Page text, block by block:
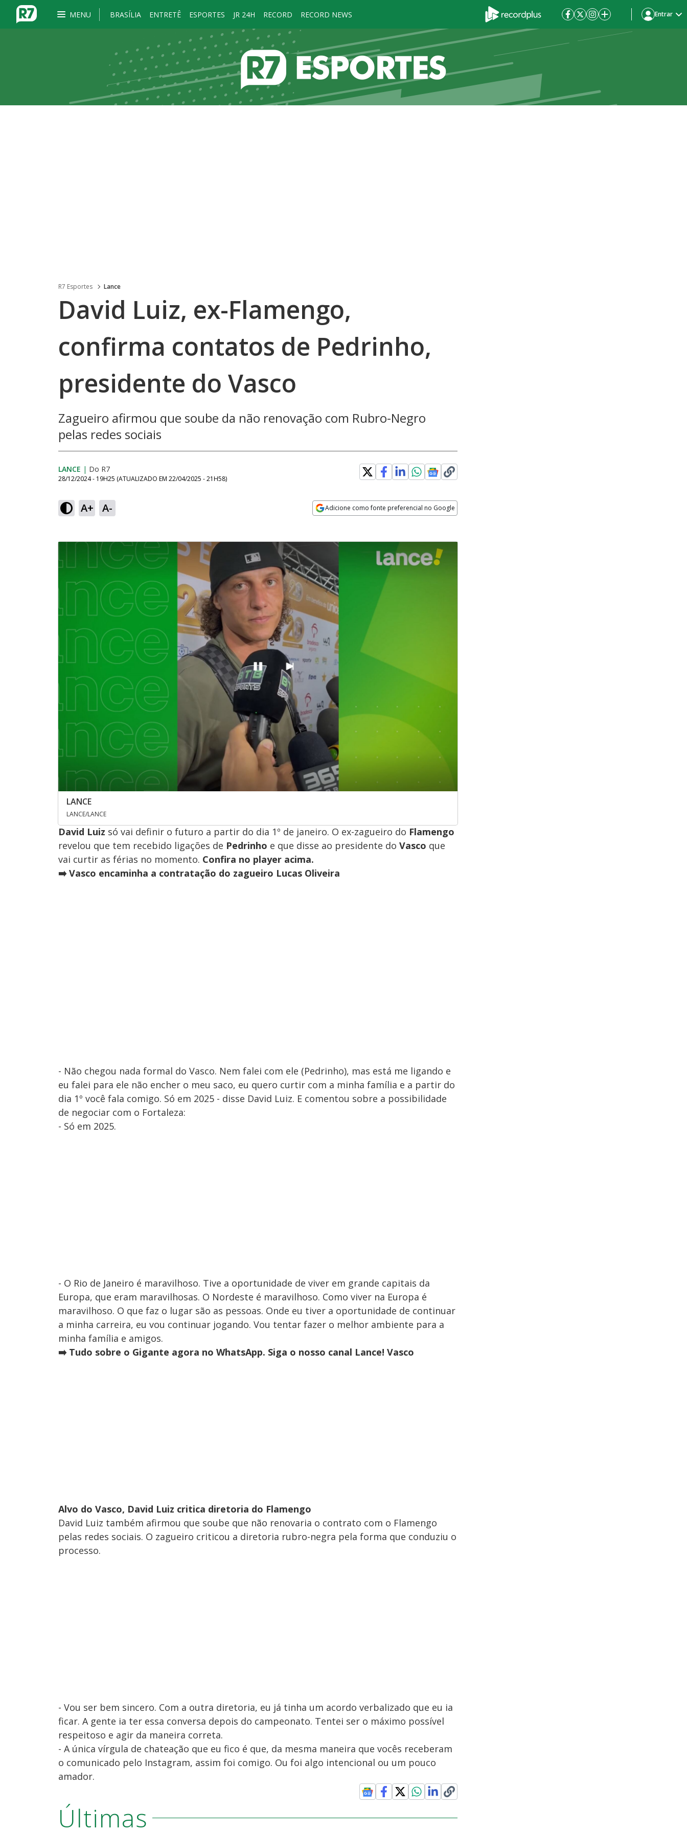
MENU BRASÍLIA ENTRETÊ ESPORTES JR 24H RECORD RECORD NEWS Entrar
R7 Esportes Lance
David Luiz, ex-Flamengo,
confirma contatos de Pedrinho,
presidente do Vasco
Zagueiro afirmou que soube da não renovação com Rubro-Negro
pelas redes sociais
LANCE | Do R7
28/12/2024 - 19H25 (ATUALIZADO EM 22/04/2025 - 21H58)
A+ A- Adicione como fonte preferencial no Google
LANCE
LANCE/LANCE
David Luiz só vai definir o futuro a partir do dia 1º de janeiro. O ex-zagueiro do Flamengo
revelou que tem recebido ligações de Pedrinho e que disse ao presidente do Vasco que
vai curtir as férias no momento. Confira no player acima.
➡️ Vasco encaminha a contratação do zagueiro Lucas Oliveira
- Não chegou nada formal do Vasco. Nem falei com ele (Pedrinho), mas está me ligando e
eu falei para ele não encher o meu saco, eu quero curtir com a minha família e a partir do
dia 1º você fala comigo. Só em 2025 - disse David Luiz. E comentou sobre a possibilidade
de negociar com o Fortaleza:
- Só em 2025.
- O Rio de Janeiro é maravilhoso. Tive a oportunidade de viver em grande capitais da
Europa, que eram maravilhosas. O Nordeste é maravilhoso. Como viver na Europa é
maravilhoso. O que faz o lugar são as pessoas. Onde eu tiver a oportunidade de continuar
a minha carreira, eu vou continuar jogando. Vou tentar fazer o melhor ambiente para a
minha família e amigos.
➡️ Tudo sobre o Gigante agora no WhatsApp. Siga o nosso canal Lance! Vasco
Alvo do Vasco, David Luiz critica diretoria do Flamengo
David Luiz também afirmou que soube que não renovaria o contrato com o Flamengo
pelas redes sociais. O zagueiro criticou a diretoria rubro-negra pela forma que conduziu o
processo.
- Vou ser bem sincero. Com a outra diretoria, eu já tinha um acordo verbalizado que eu ia
ficar. A gente ia ter essa conversa depois do campeonato. Tentei ser o máximo possível
respeitoso e agir da maneira correta.
- A única vírgula de chateação que eu fico é que, da mesma maneira que vocês receberam
o comunicado pelo Instagram, assim foi comigo. Ou foi algo intencional ou um pouco
amador.
Últimas